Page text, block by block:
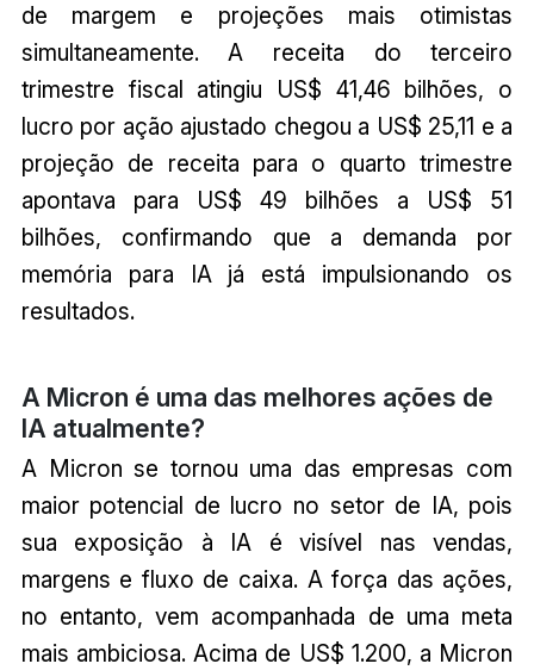
de margem e projeções mais otimistas
simultaneamente. A receita do terceiro
trimestre fiscal atingiu US$ 41,46 bilhões, o
lucro por ação ajustado chegou a US$ 25,11 e a
projeção de receita para o quarto trimestre
apontava para US$ 49 bilhões a US$ 51
bilhões, confirmando que a demanda por
memória para IA já está impulsionando os
resultados.
A Micron é uma das melhores ações de
IA atualmente?
A Micron se tornou uma das empresas com
maior potencial de lucro no setor de IA, pois
sua exposição à IA é visível nas vendas,
margens e fluxo de caixa. A força das ações,
no entanto, vem acompanhada de uma meta
mais ambiciosa. Acima de US$ 1.200, a Micron